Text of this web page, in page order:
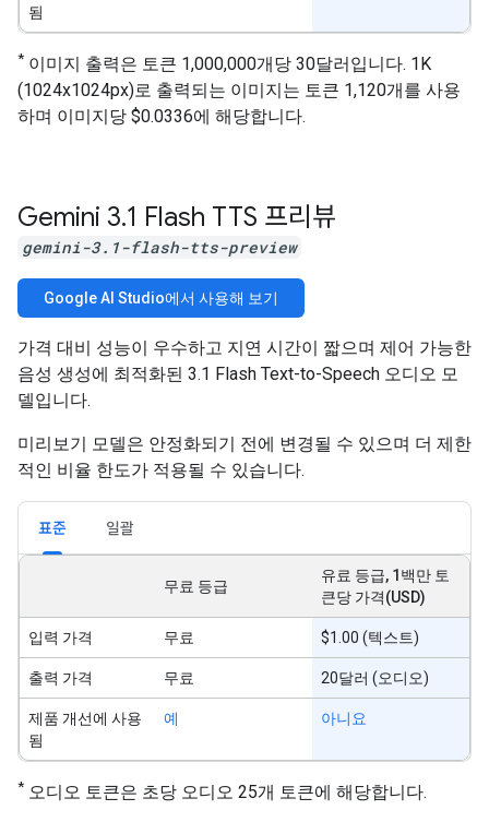
됨
* 이미지 출력은 토큰 1,000,000개당 30달러입니다. 1K
(1024x1024px)로 출력되는 이미지는 토큰 1,120개를 사용
하며 이미지당 $0.0336에 해당합니다.
Gemini 3.1 Flash TTS 프리뷰
gemini-3.1-flash-tts-preview
Google AI Studio에서 사용해 보기
가격 대비 성능이 우수하고 지연 시간이 짧으며 제어 가능한
음성 생성에 최적화된 3.1 Flash Text-to-Speech 오디오 모
델입니다.
미리보기 모델은 안정화되기 전에 변경될 수 있으며 더 제한
적인 비율 한도가 적용될 수 있습니다.
표준 일괄
무료 등급
유료 등급, 1백만 토
큰당 가격(USD)
입력 가격 무료 $1.00 (텍스트)
출력 가격 무료 20달러 (오디오)
제품 개선에 사용
됨
예 아니요
* 오디오 토큰은 초당 오디오 25개 토큰에 해당합니다.